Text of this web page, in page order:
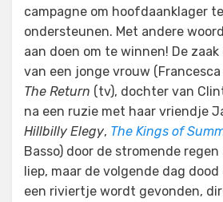
campagne om hoofdaanklager
ondersteunen. Met andere
aan doen om te winnen! De
van een jonge vrouw (Francesca
The Return (tv), dochter van
na een ruzie met haar vriendje
Hillbilly Elegy, The Kings of
Basso) door de stromende
liep, maar de volgende dag dood
een riviertje wordt gevonden,